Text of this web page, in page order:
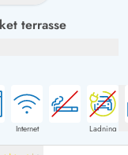
terrasse
Internet Ladning